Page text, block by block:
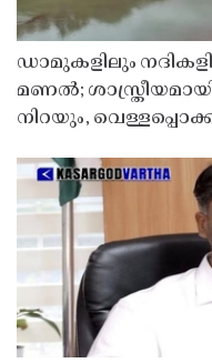
ഡാമുകളിലും
മണൽ;
നിറയും,